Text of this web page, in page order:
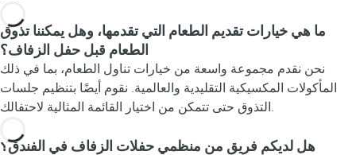
ما هي خيارات تقديم الطعام التي تقدمها، وهل يمكننا تذوق
الطعام قبل حفل الزفاف؟
نحن نقدم مجموعة واسعة من خيارات تناول الطعام، بما في ذلك
المأكولات المكسيكية التقليدية والعالمية. نقوم أيضًا بتنظيم جلسات
التذوق حتى تتمكن من اختيار القائمة المثالية لاحتفالك.
هل لديكم فريق من منظمي حفلات الزفاف في الفندق؟